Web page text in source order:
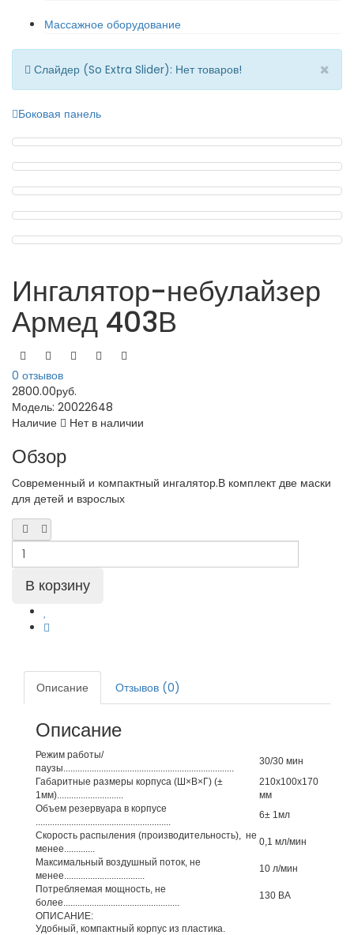
Массажное оборудование
Слайдер (So Extra Slider): Нет товаров! ×
Боковая панель
Ингалятор-небулайзер
Армед 403В
0 отзывов
2800.00руб.
Модель: 20022648
Наличие
Нет в наличии
Обзор
Современный и компактный ингалятор.В комплект две маски
для детей и взрослых
Описание Отзывов (0)
Описание
Режим работы/
паузы........................................................................
30/30 мин
Габаритные размеры корпуса (Ш×В×Г) (±
1мм)............................
210х100х170
мм
Объем резервуара в корпусе
.........................................................
6± 1мл
Скорость распыления (производительность), не
менее.............
0,1 мл/мин
Максимальный воздушный поток, не
менее..................................
10 л/мин
Потребляемая мощность, не
более.................................................
130 ВА
ОПИСАНИЕ:
Удобный, компактный корпус из пластика.